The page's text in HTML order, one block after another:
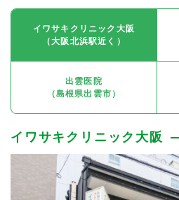
イワサキクリニック大阪
（大阪北浜駅近く）
出雲医院
（島根県出雲市）
イワサキクリニック大阪